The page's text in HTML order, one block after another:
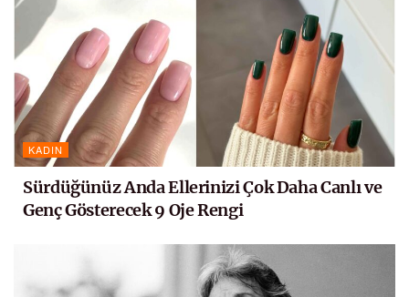
KADIN
Sürdüğünüz Anda Ellerinizi Çok Daha Canlı ve
Genç Gösterecek 9 Oje Rengi